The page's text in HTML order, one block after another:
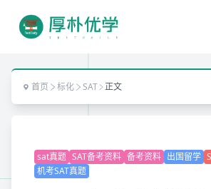
首页 标化 SAT 正文
sat真题 SAT备考资料 备考资料 出国留学
机考SAT真题